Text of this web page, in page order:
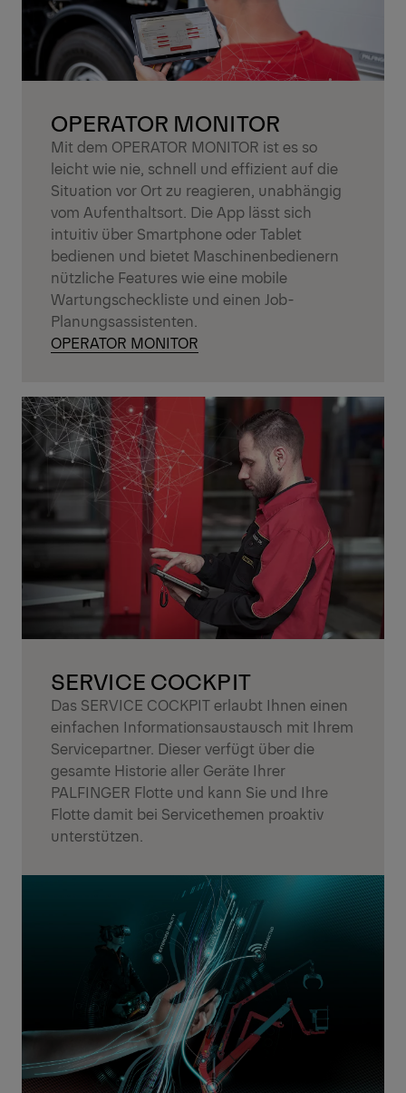
OPERATOR MONITOR
Mit dem OPERATOR MONITOR ist es so
leicht wie nie, schnell und effizient auf die
Situation vor Ort zu reagieren, unabhängig
vom Aufenthaltsort. Die App lässt sich
intuitiv über Smartphone oder Tablet
bedienen und bietet Maschinenbedienern
nützliche Features wie eine mobile
Wartungscheckliste und einen Job-
Planungsassistenten.
OPERATOR MONITOR
SERVICE COCKPIT
Das SERVICE COCKPIT erlaubt Ihnen einen
einfachen Informationsaustausch mit Ihrem
Servicepartner. Dieser verfügt über die
gesamte Historie aller Geräte Ihrer
PALFINGER Flotte und kann Sie und Ihre
Flotte damit bei Servicethemen proaktiv
unterstützen.